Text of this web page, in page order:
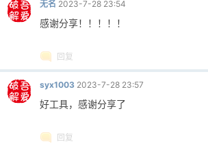
无名 2023-7-28 23:54
感谢分享！！！！！
回复
syx1003 2023-7-28 23:57
好工具，感谢分享了
回复